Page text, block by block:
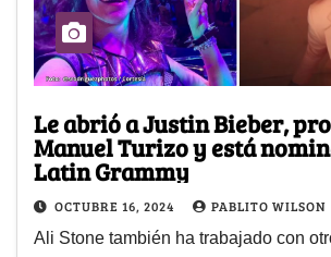
Le abrió a Justin Bieber,
Manuel Turizo y está
Latin Grammy
OCTUBRE 16, 2024 PABLITO WILSON
Ali Stone también ha trabajado con